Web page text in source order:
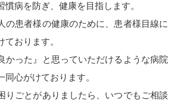
慣病を防ぎ、健康を目指します。
の患者様の健康のために、患者様目線に
おります。
かった』と思っていただけるような病院
心がけております。
りごとがありましたら、いつでもご相談